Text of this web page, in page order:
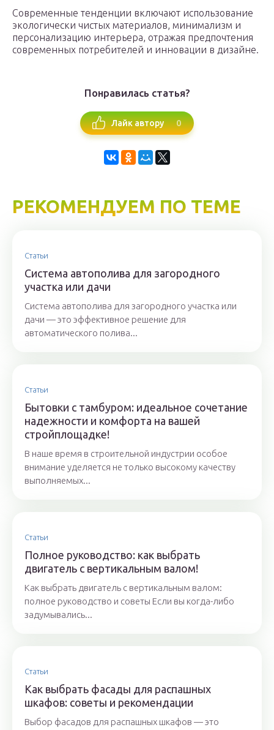
Современные тенденции включают использование
экологически чистых материалов, минимализм и
персонализацию интерьера, отражая предпочтения
современных потребителей и инновации в дизайне.
Понравилась статья?
Лайк автору 0
РЕКОМЕНДУЕМ ПО ТЕМЕ
Статьи
Система автополива для загородного
участка или дачи
Система автополива для загородного участка или
дачи — это эффективное решение для
автоматического полива...
Статьи
Бытовки с тамбуром: идеальное сочетание
надежности и комфорта на вашей
стройплощадке!
В наше время в строительной индустрии особое
внимание уделяется не только высокому качеству
выполняемых...
Статьи
Полное руководство: как выбрать
двигатель с вертикальным валом!
Как выбрать двигатель с вертикальным валом:
полное руководство и советы Если вы когда-либо
задумывались...
Статьи
Как выбрать фасады для распашных
шкафов: советы и рекомендации
Выбор фасадов для распашных шкафов — это